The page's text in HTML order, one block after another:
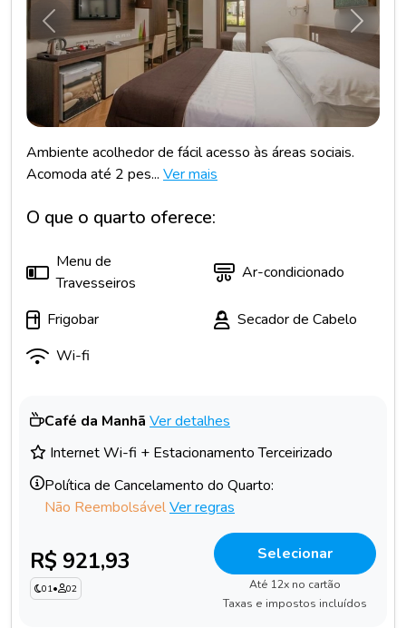
Anterior
Ambiente acolhedor de fácil acesso às áreas sociais.
Acomoda até 2 pes... Ver mais
O que o quarto oferece:
Menu de
Travesseiros
Ar-condicionado
Frigobar
Secador de Cabelo
Wi-fi
Café da Manhã Ver detalhes
Internet Wi-fi + Estacionamento Terceirizado
Política de Cancelamento do Quarto:
Não ReembolsávelVer regras
R$ 921,93
01• 02
Selecionar
Até 12x no cartão
Taxas e impostos incluídos